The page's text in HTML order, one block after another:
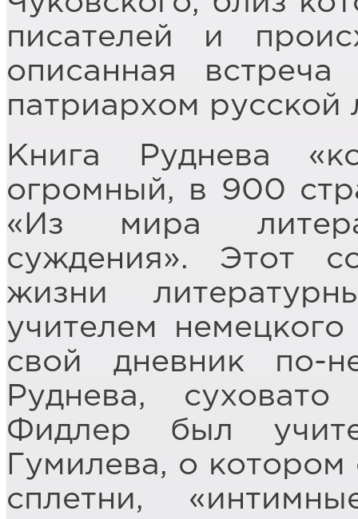
писателей и
описанная
патриархом русской
Книга Руднева
огромный, в 900
«Из мира
суждения». Этот
жизни
учителем
свой дневник по-
Руднева,
Фидлер был
Гумилева, о
сплетни,